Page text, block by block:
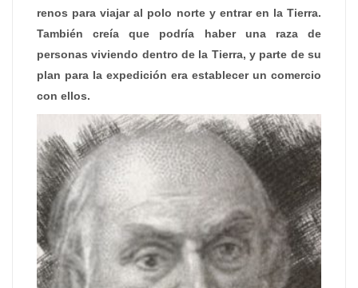
renos para viajar al polo norte y entrar en la Tierra.
También creía que podría haber una raza de
personas viviendo dentro de la Tierra, y parte de su
plan para la expedición era establecer un comercio
con ellos.